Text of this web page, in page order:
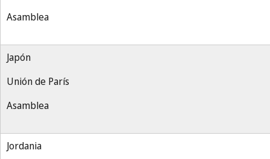
Asamblea
Japón
Unión de París
Asamblea
Jordania